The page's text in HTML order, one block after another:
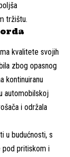
tržištu.
kvalitete svojih
zbog opasnog
kontinuiranu
automobilskoj
i održala
u budućnosti, s
pod pritiskom i